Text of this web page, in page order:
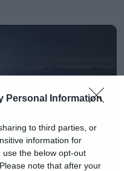
Personal Information
to third parties, or
information for
the below opt-out
note that after your
youtube